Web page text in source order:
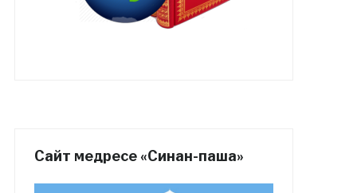
Сайт медресе «Синан-паша»